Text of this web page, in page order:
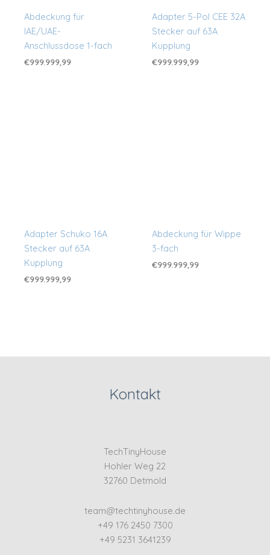
Abdeckung für
IAE/UAE-
Anschlussdose 1-fach
€999.999,99
Adapter 5-Pol CEE 32A
Stecker auf 63A
Kupplung
€999.999,99
Adapter Schuko 16A
Stecker auf 63A
Kupplung
€999.999,99
Abdeckung für Wippe
3-fach
€999.999,99
Kontakt
TechTinyHouse
Hohler Weg 22
32760 Detmold
team@techtinyhouse.de
+49 176 2450 7300
+49 5231 3641239